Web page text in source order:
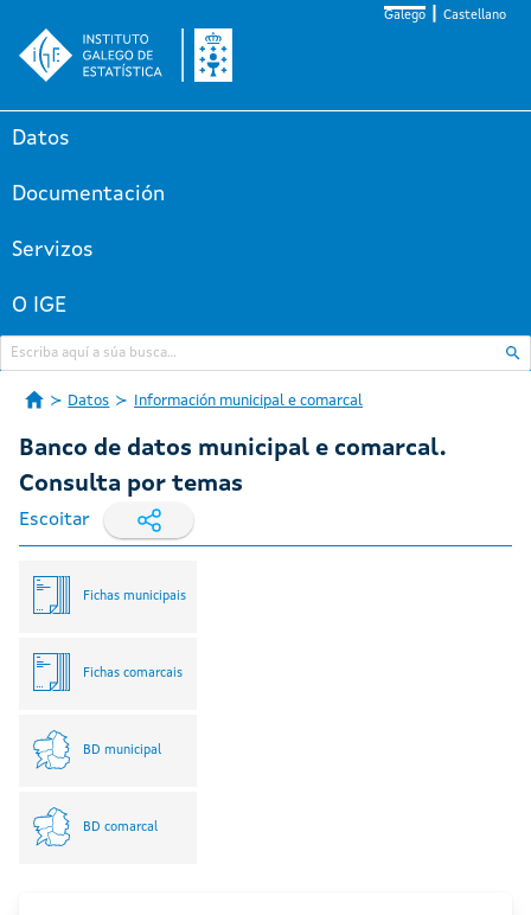
Galego Castellano
Datos
Documentación
Servizos
O IGE
Datos Información municipal e comarcal
Banco de datos municipal e comarcal.
Consulta por temas
Escoitar
Fichas municipais
Fichas comarcais
BD municipal
BD comarcal